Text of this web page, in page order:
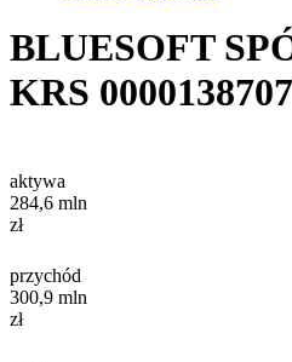
BLUESOFT
KRS 0000138707
aktywa
284,6 mln
zł
przychód
300,9 mln
zł